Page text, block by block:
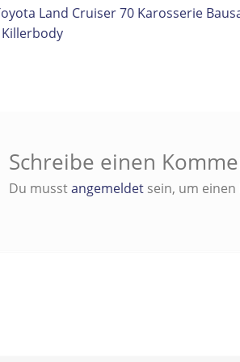
Land Cruiser 70 Karosserie
Schreibe einen
Du musstangemeldet sein, um